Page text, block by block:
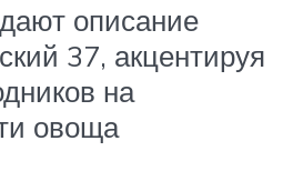
описание
37, акцентируя
на
овоща